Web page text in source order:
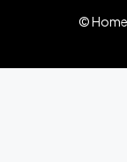
© Home